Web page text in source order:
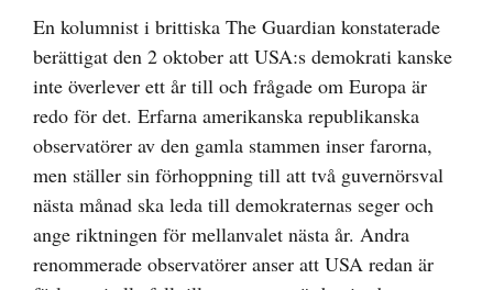
En kolumnist i brittiska The Guardian konstaterade
berättigat den 2 oktober att USA:s demokrati kanske
inte överlever ett år till och frågade om Europa är
redo för det. Erfarna amerikanska republikanska
observatörer av den gamla stammen inser farorna,
men ställer sin förhoppning till att två guvernörsval
nästa månad ska leda till demokraternas seger och
ange riktningen för mellanvalet nästa år. Andra
renommerade observatörer anser att USA redan är